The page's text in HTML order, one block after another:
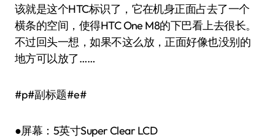
该就是这个HTC标识了，它在机身正面占去了一个
横条的空间，使得HTC One M8的下巴看上去很长。
不过回头一想，如果不这么放，正面好像也没别的
地方可以放了……
#p#副标题#e#
●屏幕：5英寸Super Clear LCD